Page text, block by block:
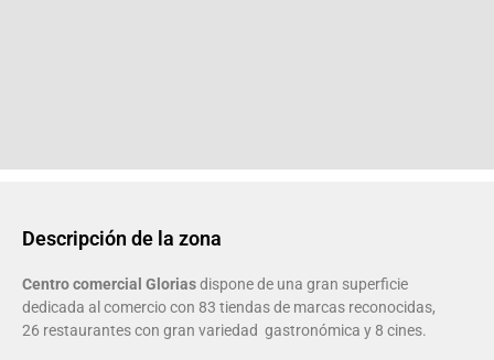
Descripción de la zona
Centro comercial Gloriasdispone de una gran superficie
dedicada al comercio con 83 tiendas de marcas reconocidas,
26 restaurantes con gran variedad gastronómica y 8 cines.